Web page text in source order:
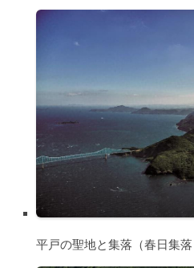
平戸の聖地と集落（春日集落